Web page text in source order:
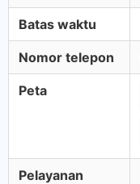
Batas waktu
Nomor telepon
Peta
Pelayanan